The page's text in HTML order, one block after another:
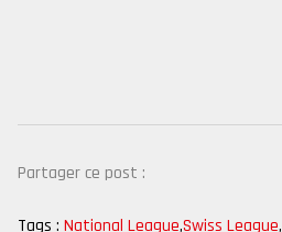
Partager ce post :
Tags : National League,Swiss League,